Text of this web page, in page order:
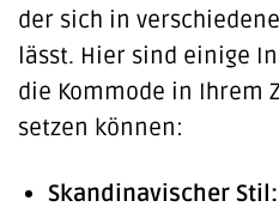
der sich in
lässt. Hier sind einige
die Kommode in Ihrem
setzen können:
Skandinavischer Stil: